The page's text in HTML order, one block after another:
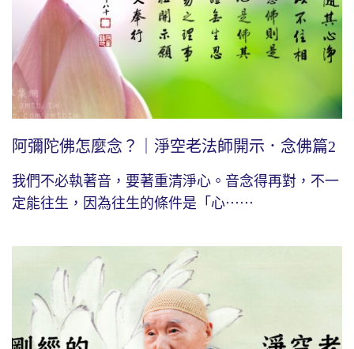
阿彌陀佛怎麼念？｜淨空老法師開示．念佛篇2
我們不必執著音，要著重清淨心。音念得再對，不一
定能往生，因為往生的條件是「心⋯⋯